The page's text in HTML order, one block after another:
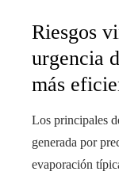
Riesgos
urgencia
más
Los principales
generada por
evaporación